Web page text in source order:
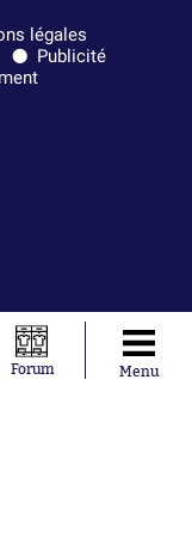
légales
Publicité
Forum Menu